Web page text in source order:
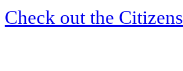
Check out the